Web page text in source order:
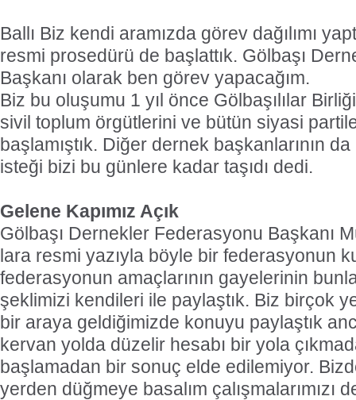
Ballı Biz kendi aramızda görev dağılımı
resmi prosedürü de başlattık. Gölbaşı
Başkanı olarak ben görev yapacağım.
Biz bu oluşumu 1 yıl önce Gölbaşılılar
sivil toplum örgütlerini ve bütün siyasi
başlamıştık. Diğer dernek başkanlarının
isteği bizi bu günlere kadar taşıdı dedi.
Gelene Kapımız Açık
Gölbaşı Dernekler Federasyonu Başkanı
lara resmi yazıyla böyle bir federasyonun
federasyonun amaçlarının gayelerinin
şeklimizi kendileri ile paylaştık. Biz birçok
bir araya geldiğimizde konuyu paylaştık
kervan yolda düzelir hesabı bir yola
başlamadan bir sonuç elde edilemiyor.
yerden düğmeye basalım çalışmalarımızı